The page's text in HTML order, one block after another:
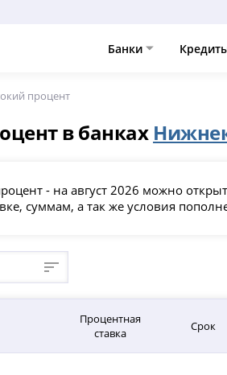
Банки
процент
в банках
- на август 2026 можно
суммам, а так же условия
Процентная
ставка
Срок